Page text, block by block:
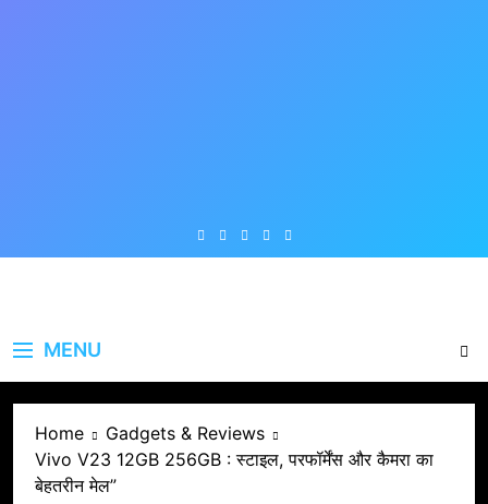
MENU
Home
Gadgets & Reviews
Vivo V23 12GB 256GB : स्टाइल, परफॉर्मेंस और कैमरा का
बेहतरीन मेल”